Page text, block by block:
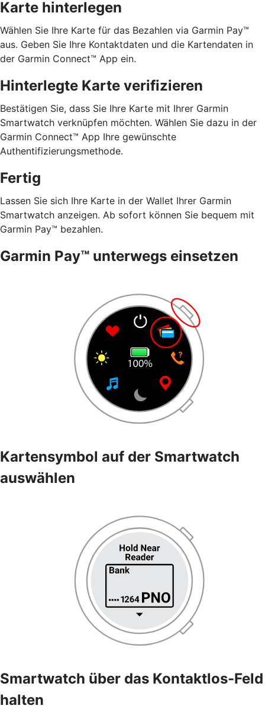
Karte hinterlegen
Wählen Sie Ihre Karte für das Bezahlen via Garmin Pay™
aus. Geben Sie Ihre Kontaktdaten und die Kartendaten in
der Garmin Connect™ App ein.
Hinterlegte Karte verifizieren
Bestätigen Sie, dass Sie Ihre Karte mit Ihrer Garmin
Smartwatch verknüpfen möchten. Wählen Sie dazu in der
Garmin Connect™ App Ihre gewünschte
Authentifizierungsmethode.
Fertig
Lassen Sie sich Ihre Karte in der Wallet Ihrer Garmin
Smartwatch anzeigen. Ab sofort können Sie bequem mit
Garmin Pay™ bezahlen.
Garmin Pay™ unterwegs einsetzen
Kartensymbol auf der Smartwatch
auswählen
Smartwatch über das Kontaktlos-Feld
halten